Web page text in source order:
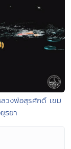
วงพ่อสุรศักดิ์ เขม
ธยา